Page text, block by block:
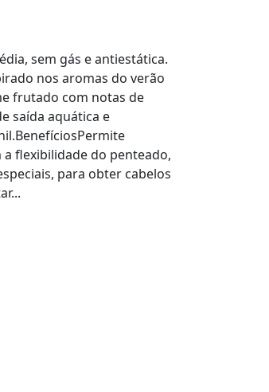
sem gás e antiestática.
nos aromas do verão
frutado com notas de
saída aquática e
flexibilidade do penteado,
para obter cabelos